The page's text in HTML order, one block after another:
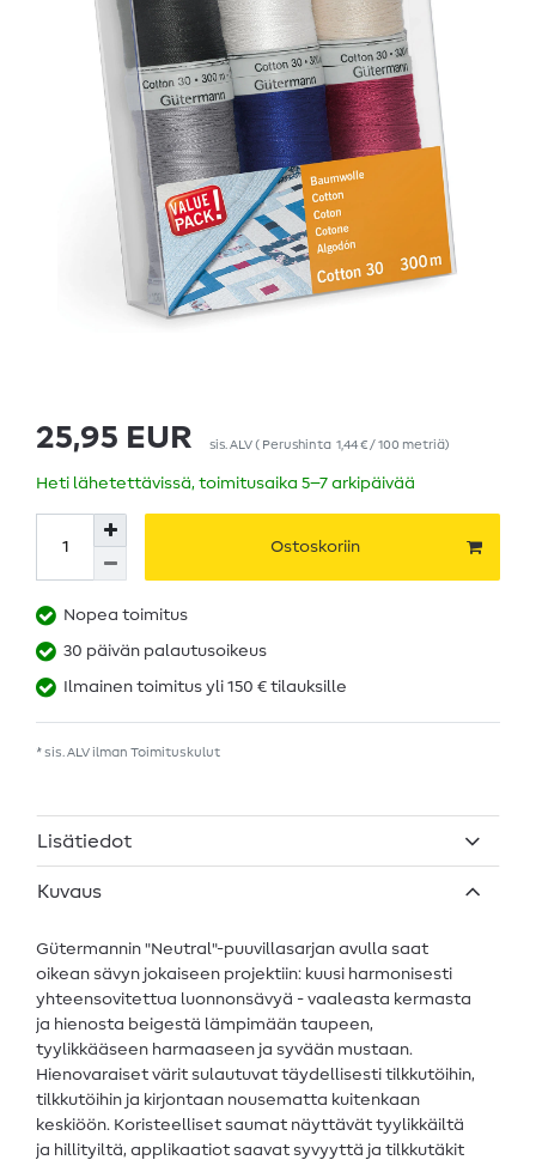
25,95 EUR sis. ALV( Perushinta 1,44 € / 100 metriä)
Heti lähetettävissä, toimitusaika 5–7 arkipäivää
Ostoskoriin
Nopea toimitus
30 päivän palautusoikeus
Ilmainen toimitus yli 150 € tilauksille
* sis. ALV ilman Toimituskulut
Lisätiedot
Kuvaus
Gütermannin "Neutral"-puuvillasarjan avulla saat
oikean sävyn jokaiseen projektiin: kuusi harmonisesti
yhteensovitettua luonnonsävyä - vaaleasta kermasta
ja hienosta beigestä lämpimään taupeen,
tyylikkääseen harmaaseen ja syvään mustaan.
Hienovaraiset värit sulautuvat täydellisesti tilkkutöihin,
tilkkutöihin ja kirjontaan nousematta kuitenkaan
keskiöön. Koristeelliset saumat näyttävät tyylikkäiltä
ja hillityiltä, applikaatiot saavat syvyyttä ja tilkkutäkit